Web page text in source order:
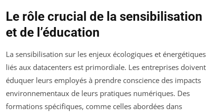
Le rôle crucial de la sensibilisation
et de l’éducation
La sensibilisation sur les enjeux écologiques et énergétiques
liés aux datacenters est primordiale. Les entreprises doivent
éduquer leurs employés à prendre conscience des impacts
environnementaux de leurs pratiques numériques. Des
formations spécifiques, comme celles abordées dans